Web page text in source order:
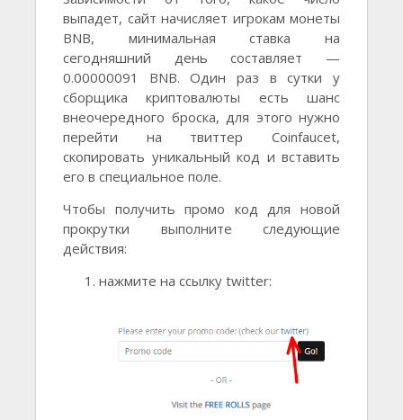
выпадет, сайт начисляет игрокам монеты
BNB, минимальная ставка на
сегодняшний день составляет —
0.00000091 BNB. Один раз в сутки у
сборщика криптовалюты есть шанс
внеочередного броска, для этого нужно
перейти на твиттер Coinfaucet,
скопировать уникальный код и вставить
его в специальное поле.
Чтобы получить промо код для новой
прокрутки выполните следующие
действия:
нажмите на ссылку twitter: